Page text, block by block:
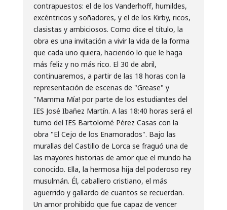
contrapuestos: el de los Vanderhoff, humildes,
excéntricos y soñadores, y el de los Kirby, ricos,
clasistas y ambiciosos. Como dice el título, la
obra es una invitación a vivir la vida de la forma
que cada uno quiera, haciendo lo que le haga
más feliz y no más rico. El 30 de abril,
continuaremos, a partir de las 18 horas con la
representación de escenas de "Grease" y
"Mamma Mía! por parte de los estudiantes del
IES José Ibañez Martín. A las 18:40 horas será el
turno del IES Bartolomé Pérez Casas con la
obra "El Cejo de los Enamorados". Bajo las
murallas del Castillo de Lorca se fraguó una de
las mayores historias de amor que el mundo ha
conocido. Ella, la hermosa hija del poderoso rey
musulmán. Él, caballero cristiano, el más
aguerrido y gallardo de cuantos se recuerdan.
Un amor prohibido que fue capaz de vencer